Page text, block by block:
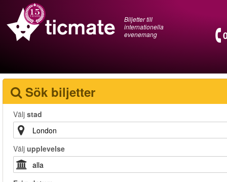
Biljetter till
internationella
evenemang
Sök biljetter
Välj stad
Välj upplevelse